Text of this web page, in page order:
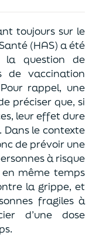
toujours sur le
(HAS) a été
la question de
de vaccination
rappel, une
préciser que, si
leur effet dure
le contexte
de prévoir une
à risque
même temps
la grippe, et
fragiles à
d’une dose